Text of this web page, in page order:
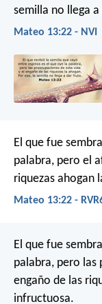
semilla no llega
Mateo 13:22 - NVI
El que fue
palabra, pero el
riquezas ahogan
Mateo 13:22 -
El que fue
palabra, pero las
engaño de las
infructuosa.